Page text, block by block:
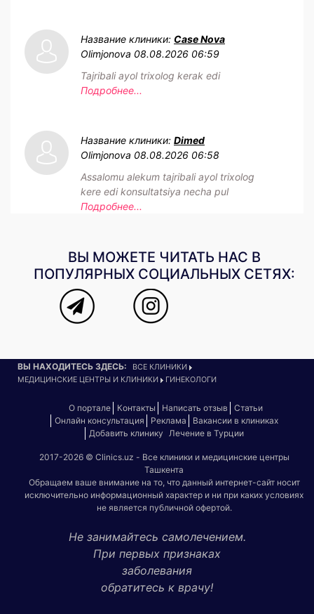
Название клиники: Case Nova
Olimjonova 08.08.2026 06:59
Tajribali ayol trixolog kerak edi
Подробнее...
Название клиники: Dimed
Olimjonova 08.08.2026 06:58
Assalomu alekum tajribali ayol trixolog
kere edi konsultatsiya necha pul
Подробнее...
ВЫ МОЖЕТЕ ЧИТАТЬ НАС В
ПОПУЛЯРНЫХ СОЦИАЛЬНЫХ СЕТЯХ:
ВЫ НАХОДИТЕСЬ ЗДЕСЬ:
ВСЕ КЛИНИКИ
МЕДИЦИНСКИЕ ЦЕНТРЫ И КЛИНИКИ
ГИНЕКОЛОГИ
О портале Контакты Написать отзыв
Статьи
Онлайн консультация
Реклама
Вакансии в клиниках
Добавить клинику Лечение в Турции
2017-2026 © Clinics.uz - Все клиники и медицинские центры
Ташкента
Обращаем ваше внимание на то, что данный интернет-сайт носит
исключительно информационный характер и ни при каких условиях
не является публичной офертой.
Не занимайтесь самолечением.
При первых признаках
заболевания
обратитесь к врачу!